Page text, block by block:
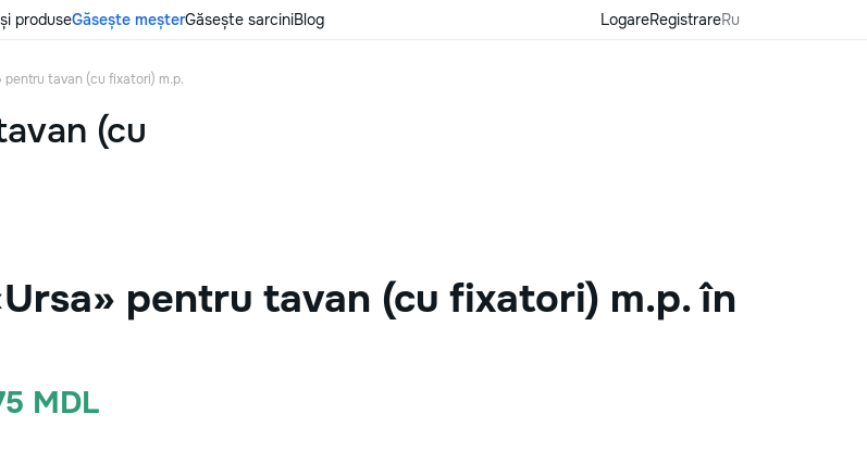
produseGăsește meșterGăsește sarciniBlog LogareRegistrareRu
pentru tavan (cu fixatori) m.p.
(cu
pentru tavan (cu fixatori) m.p. în
MDL